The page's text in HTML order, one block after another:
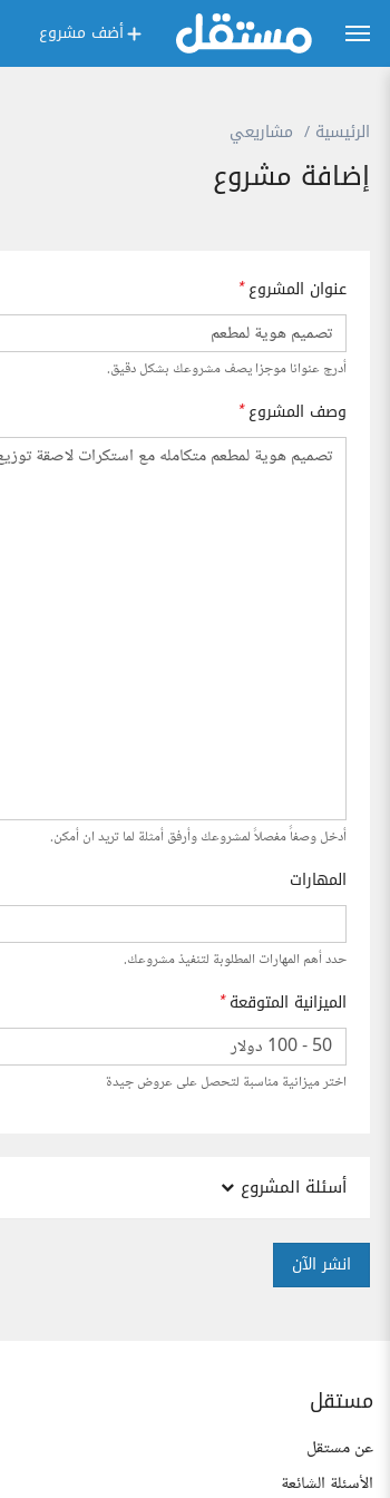
أضف مشروع
الرئيسية مشاريعي
إضافة مشروع
عنوان المشروع*
أدرج عنوانا موجزا يصف مشروعك بشكل دقيق.
وصف المشروع*
أدخل وصفاً مفصلاً لمشروعك وأرفق أمثلة لما تريد ان أمكن.
المهارات
حدد أهم المهارات المطلوبة لتنفيذ مشروعك.
الميزانية المتوقعة*
50 - 100 دولار
اختر ميزانية مناسبة لتحصل على عروض جيدة
أسئلة المشروع
انشر الآن
مستقل
عن مستقل
الأسئلة الشائعة